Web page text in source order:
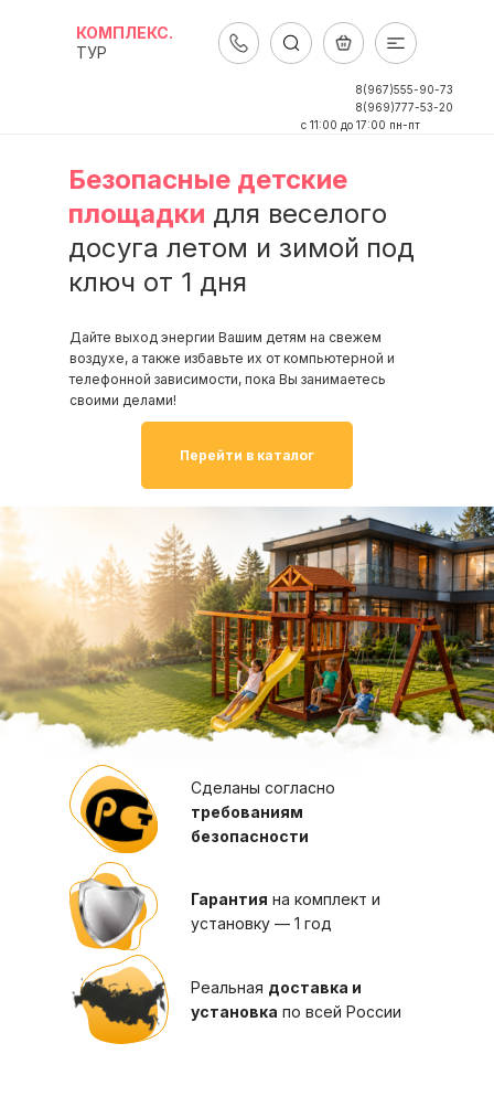
КОМПЛЕКС.
ТУР
8(967)555-90-73
8(969)777-53-20
c 11:00 до 17:00 пн-пт
Безопасные детские
площадки для веселого
досуга летом и зимой под
ключ от 1 дня
Дайте выход энергии Вашим детям на свежем
воздухе, а также избавьте их от компьютерной и
телефонной зависимости, пока Вы занимаетесь
своими делами!
Перейти в каталог
Сделаны согласно
требованиям
безопасности
Гарантия на комплект и
установку — 1 год
Реальная доставка и
установка по всей России